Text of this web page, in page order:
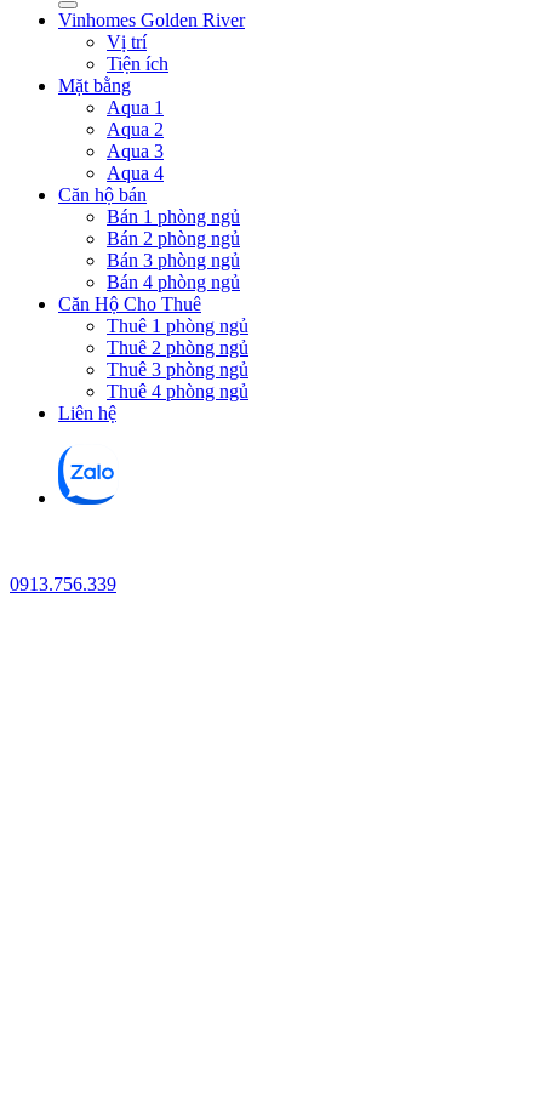
Vinhomes Golden River
Vị trí
Tiện ích
Mặt bằng
Aqua 1
Aqua 2
Aqua 3
Aqua 4
Căn hộ bán
Bán 1 phòng ngủ
Bán 2 phòng ngủ
Bán 3 phòng ngủ
Bán 4 phòng ngủ
Căn Hộ Cho Thuê
Thuê 1 phòng ngủ
Thuê 2 phòng ngủ
Thuê 3 phòng ngủ
Thuê 4 phòng ngủ
Liên hệ
0913.756.339